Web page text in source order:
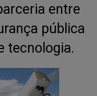
entre
pública
tecnologia.